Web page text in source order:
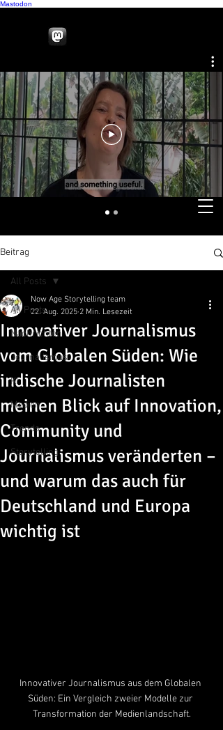
Mastodon
Beitrag
All Posts
Nachrichten
Journalismus
KI
Medien
Trends
Storytelling
All Posts
Innovativer Journalismus
vom Globalen Süden: Wie
indische Journalisten
meinen Blick auf Innovation,
Community und
Journalismus veränderten –
und warum das auch für
Deutschland und Europa
wichtig ist
Now Age Storytelling team
22. Aug. 2025 2 Min. Lesezeit
Innovativer Journalismus aus dem Globalen
Süden: Ein Vergleich zweier Modelle zur
Transformation der Medienlandschaft.